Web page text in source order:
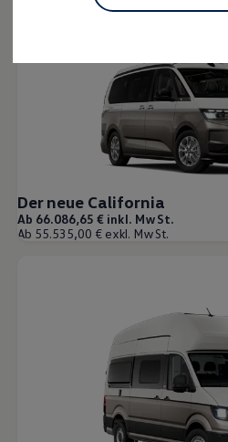
Ratgeber
California App
California Lifestyle &
Übernachten im
Unternehmen
Karriere
Karriere im
Nachhaltigkeit
Kunden
Gesellschaft
Bulli Magazin
Fahrzeugabholung ab
Der neue California
Ab 66.086,65 € inkl. MwSt.
Ab 55.535,00 € exkl. MwSt.